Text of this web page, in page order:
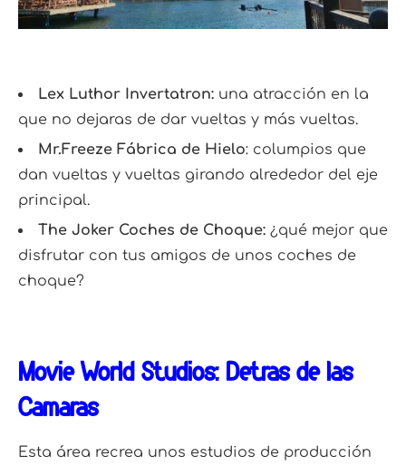
Lex Luthor Invertatron: una atracción en la
que no dejaras de dar vueltas y más vueltas.
Mr.Freeze Fábrica de Hielo: columpios que
dan vueltas y vueltas girando alrededor del eje
principal.
The Joker Coches de Choque: ¿qué mejor que
disfrutar con tus amigos de unos coches de
choque?
Movie World Studios: Detrás de las
Cámaras
Esta área recrea unos estudios de producción